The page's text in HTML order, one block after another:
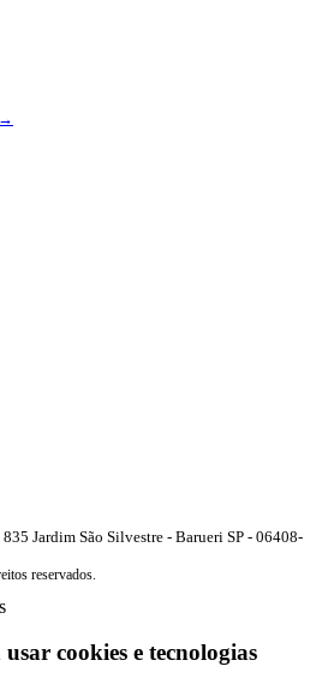
Jardim São Silvestre - Barueri SP - 06408-
reservados.
cookies e tecnologias